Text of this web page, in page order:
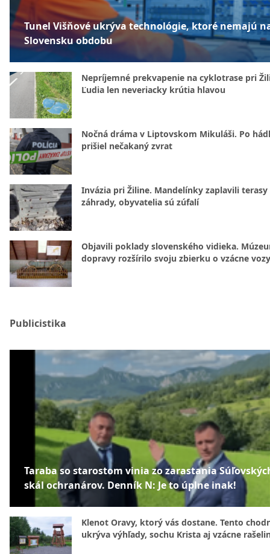
Tunel Višňové ukrýva technológie, ktoré nemajú
Slovensku obdobu
Nepríjemné prekvapenie na cyklotrase pri
Ľudia len neveriacky krútia hlavou
Nočná dráma v Liptovskom Mikuláši. Po
prišiel nečakaný zvrat
Invázia pri Žiline. Mandelínky zaplavili terasy
záhrady, obyvatelia sú zúfalí
Objavili poklady slovenského vidieka.
dopravy rozšírilo svoju zbierku o vzácne vozy
Publicistika
Taraba so starostom vinia zo zarastania
skál ochranárov. Denník N: Je to úplne inak!
Klenot Oravy, ktorý vás dostane. Tento
ukrýva výhľady, sochu Krista aj vzácne